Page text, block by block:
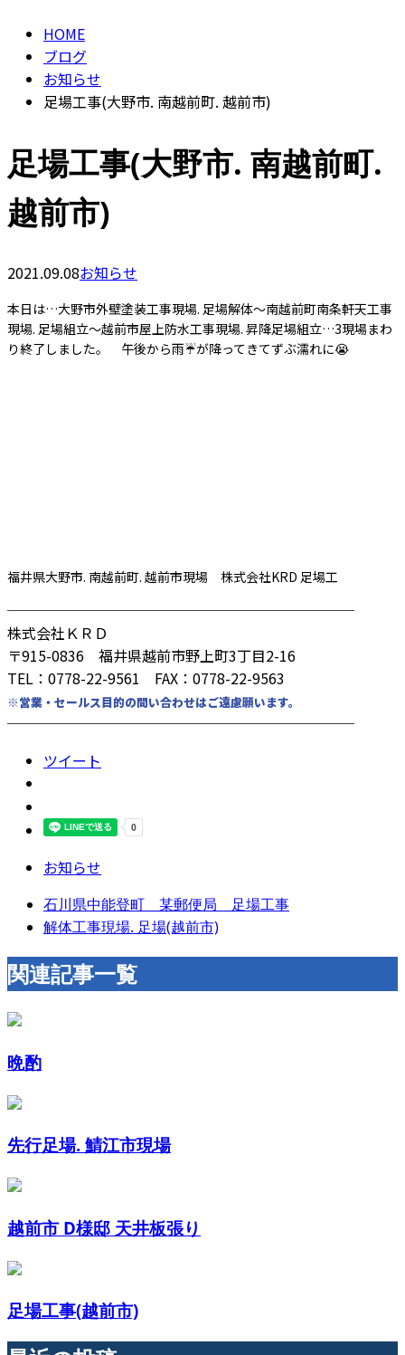
HOME
ブログ
お知らせ
足場工事(大野市. 南越前町. 越前市)
足場工事(大野市. 南越前町.
越前市)
2021.09.08お知らせ
本日は…大野市外壁塗装工事現場. 足場解体〜南越前町南条軒天工事
現場. 足場組立〜越前市屋上防水工事現場. 昇降足場組立…3現場まわ
り終了しました。 午後から雨☔️が降ってきてずぶ濡れに😭
福井県大野市. 南越前町. 越前市現場 株式会社KRD 足場工
────────────────────────
株式会社ＫＲＤ
〒915-0836 福井県越前市野上町3丁目2-16
TEL：0778-22-9561 FAX：0778-22-9563
※営業・セールス目的の問い合わせはご遠慮願います。
────────────────────────
ツイート
お知らせ
石川県中能登町 某郵便局 足場工事
解体工事現場. 足場(越前市)
関連記事一覧
晩酌
先行足場. 鯖江市現場
越前市 D様邸 天井板張り
足場工事(越前市)